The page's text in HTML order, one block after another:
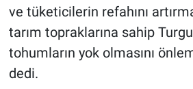
ve tüketicilerin refahını
tarım topraklarına sahip
tohumların yok olmasını
dedi.